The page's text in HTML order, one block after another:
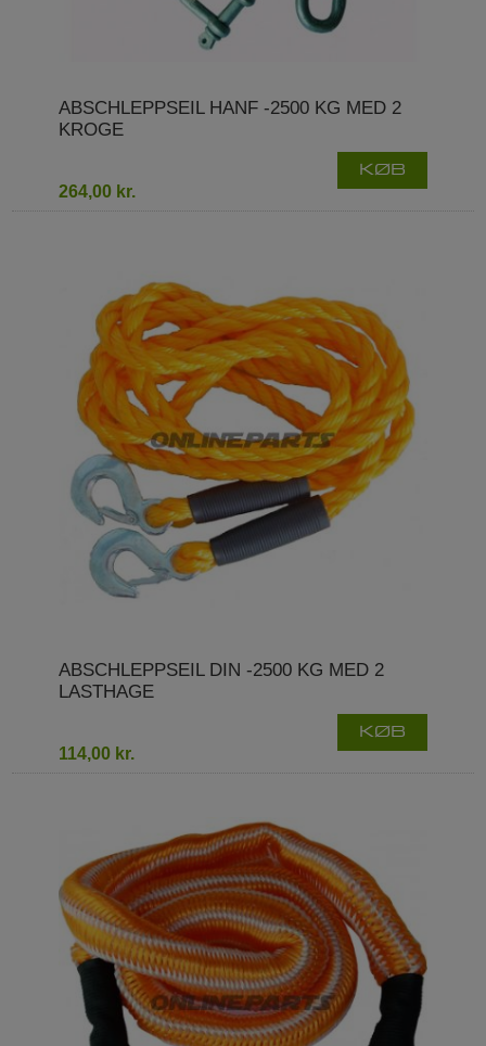
ABSCHLEPPSEIL HANF -2500 KG MED 2
KROGE
264,00 kr.
KØB
ABSCHLEPPSEIL DIN -2500 KG MED 2
LASTHAGE
114,00 kr.
KØB